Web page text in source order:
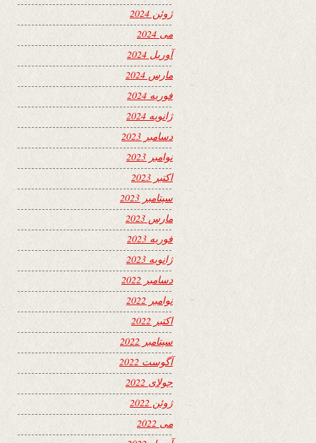
ژوئن 2024
می 2024
آوریل 2024
مارس 2024
فوریه 2024
ژانویه 2024
دسامبر 2023
نوامبر 2023
اکتبر 2023
سپتامبر 2023
مارس 2023
فوریه 2023
ژانویه 2023
دسامبر 2022
نوامبر 2022
اکتبر 2022
سپتامبر 2022
آگوست 2022
جولای 2022
ژوئن 2022
می 2022